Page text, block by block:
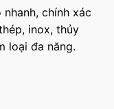
chính xác
inox, thủy
loại đa năng.